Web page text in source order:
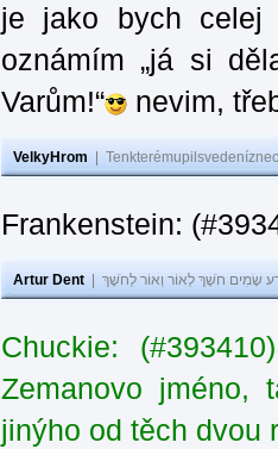
je jako bych celej
oznámím „já si
Varům!“
nevim,
VelkyHrom
Frankenstein:
Artur Dent שָׂמִים חֹשֶׁךְ לְאוֹר וְאוֹר לְחֹשֶׁךְ
Chuckie:
Zemanovo jméno,
jinýho od těch dvou